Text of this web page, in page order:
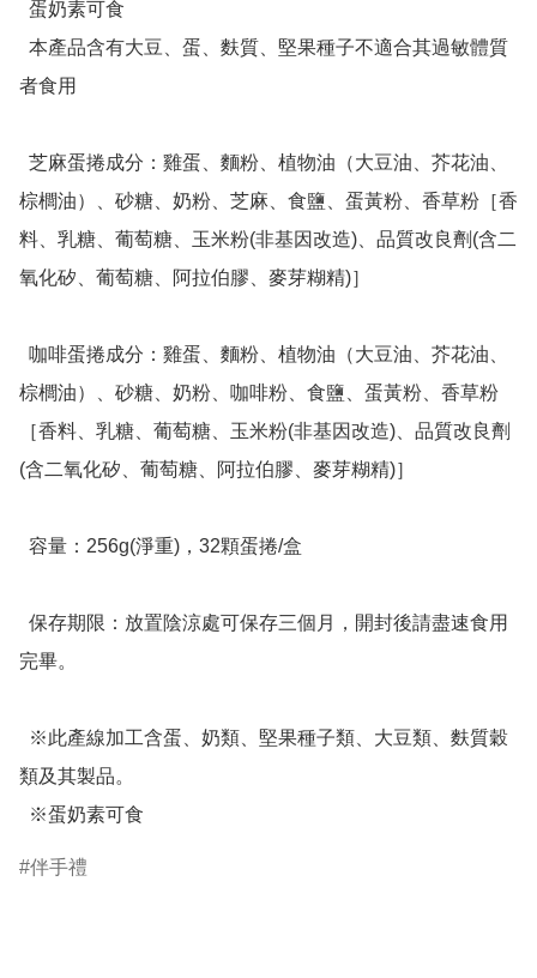
者食用
棕櫚油）、砂糖、奶粉、芝麻、食鹽、蛋黃粉、香草粉［香
料、乳糖、葡萄糖、玉米粉(非基因改造)、品質改良劑(含二
氧化矽、葡萄糖、阿拉伯膠、麥芽糊精)］
棕櫚油）、砂糖、奶粉、咖啡粉、食鹽、蛋黃粉、香草粉
［香料、乳糖、葡萄糖、玉米粉(非基因改造)、品質改良劑
(含二氧化矽、葡萄糖、阿拉伯膠、麥芽糊精)］
完畢。
類及其製品。
  ※蛋奶素可食
伴手禮